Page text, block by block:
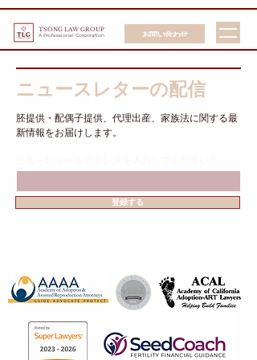
TSONG LAW GROUP
A Professional Corporation お問い合わせ
ニュースレターの配信
胚提供・配偶子提供、代理出産、家族法に関する最
新情報をお届けします。
登録する